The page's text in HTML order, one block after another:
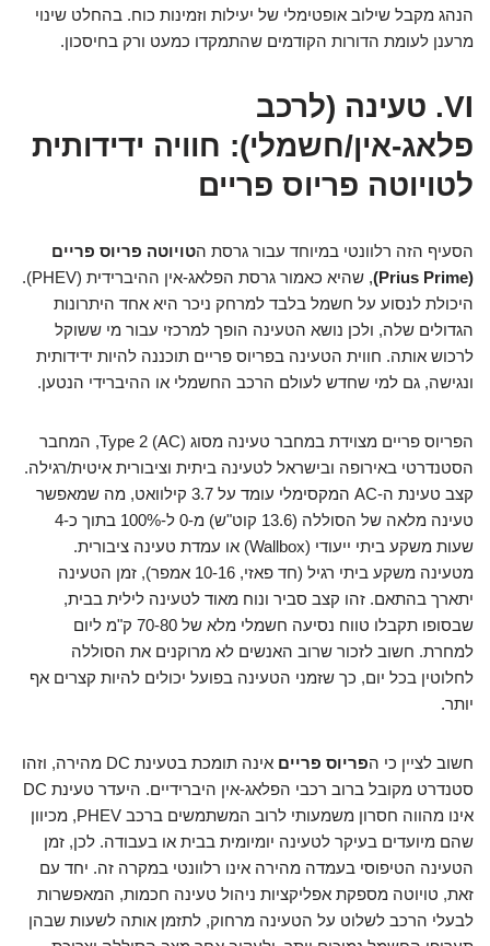
הנהג מקבל שילוב אופטימלי של יעילות וזמינות כוח. בהחלט שינוי
מרענן לעומת הדורות הקודמים שהתמקדו כמעט ורק בחיסכון.
VI. טעינה (לרכב
פלאג-אין/חשמלי): חוויה ידידותית
לטויוטה פריוס פריים
הסעיף הזה רלוונטי במיוחד עבור גרסת הטויוטה פריוס פריים
(Prius Prime)
, שהיא כאמור גרסת הפלאג-אין ההיברידית (PHEV).
היכולת לנסוע על חשמל בלבד למרחק ניכר היא אחד היתרונות
הגדולים שלה, ולכן נושא הטעינה הופך למרכזי עבור מי ששוקל
לרכוש אותה. חווית הטעינה בפריוס פריים תוכננה להיות ידידותית
ונגישה, גם למי שחדש לעולם הרכב החשמלי או ההיברידי הנטען.
הפריוס פריים מצוידת במחבר טעינה מסוג Type 2 (AC), המחבר
הסטנדרטי באירופה ובישראל לטעינה ביתית וציבורית איטית/רגילה.
קצב טעינת ה-AC המקסימלי עומד על 3.7 קילוואט, מה שמאפשר
טעינה מלאה של הסוללה (13.6 קוט"ש) מ-0 ל-100% בתוך כ-4
שעות משקע ביתי ייעודי (Wallbox) או עמדת טעינה ציבורית.
מטעינה משקע ביתי רגיל (חד פאזי, 10-16 אמפר), זמן הטעינה
יתארך בהתאם. זהו קצב סביר ונוח מאוד לטעינה לילית בבית,
שבסופו תקבלו טווח נסיעה חשמלי מלא של 70-80 ק"מ ליום
למחרת. חשוב לזכור שרוב האנשים לא מרוקנים את הסוללה
לחלוטין בכל יום, כך שזמני הטעינה בפועל יכולים להיות קצרים אף
יותר.
חשוב לציין כי הפריוס פריים
אינה תומכת בטעינת DC מהירה, וזהו
סטנדרט מקובל ברוב רכבי הפלאג-אין היברידיים. היעדר טעינת DC
אינו מהווה חסרון משמעותי לרוב המשתמשים ברכב PHEV, מכיוון
שהם מיועדים בעיקר לטעינה יומיומית בבית או בעבודה. לכן, זמן
הטעינה הטיפוסי בעמדה מהירה אינו רלוונטי במקרה זה. יחד עם
זאת, טויוטה מספקת אפליקציות ניהול טעינה חכמות, המאפשרות
לבעלי הרכב לשלוט על הטעינה מרחוק, לתזמן אותה לשעות שבהן